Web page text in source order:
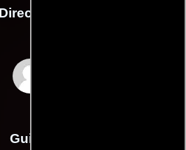
Dirección
Guión